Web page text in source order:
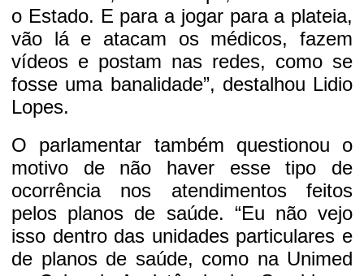
o Estado. E para a jogar para a plateia,
vão lá e atacam os médicos, fazem
vídeos e postam nas redes, como se
fosse uma banalidade”, destalhou Lidio
Lopes.
O parlamentar também questionou o
motivo de não haver esse tipo de
ocorrência nos atendimentos feitos
pelos planos de saúde. “Eu não vejo
isso dentro das unidades particulares e
de planos de saúde, como na Unimed